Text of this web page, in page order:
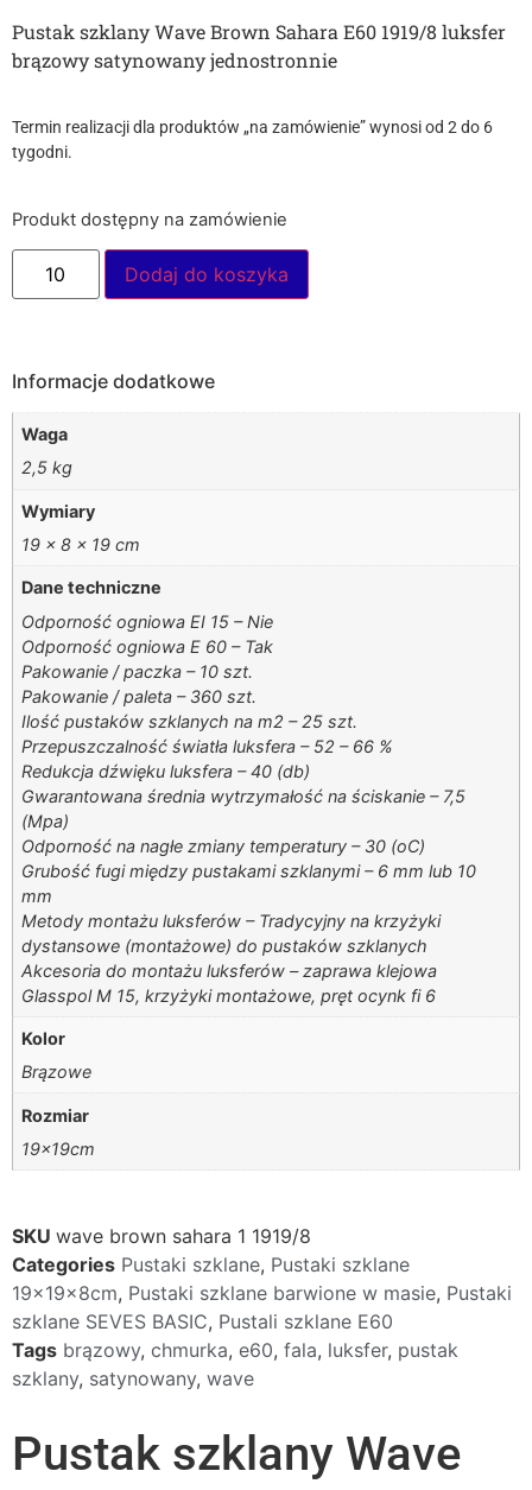
Pustak szklany Wave Brown Sahara E60 1919/8 luksfer
brązowy satynowany jednostronnie
Termin realizacji dla produktów „na zamówienie” wynosi od 2 do 6
tygodni.
Produkt dostępny na zamówienie
Dodaj do koszyka
Informacje dodatkowe
Waga
2,5 kg
Wymiary
19 × 8 × 19 cm
Dane techniczne
Odporność ogniowa EI 15 – Nie
Odporność ogniowa E 60 – Tak
Pakowanie / paczka – 10 szt.
Pakowanie / paleta – 360 szt.
Ilość pustaków szklanych na m2 – 25 szt.
Przepuszczalność światła luksfera – 52 – 66 %
Redukcja dźwięku luksfera – 40 (db)
Gwarantowana średnia wytrzymałość na ściskanie – 7,5
(Mpa)
Odporność na nagłe zmiany temperatury – 30 (oC)
Grubość fugi między pustakami szklanymi – 6 mm lub 10
mm
Metody montażu luksferów – Tradycyjny na krzyżyki
dystansowe (montażowe) do pustaków szklanych
Akcesoria do montażu luksferów – zaprawa klejowa
Glasspol M 15, krzyżyki montażowe, pręt ocynk fi 6
Kolor
Brązowe
Rozmiar
19x19cm
SKU wave brown sahara 1 1919/8
Categories Pustaki szklane, Pustaki szklane
19x19x8cm, Pustaki szklane barwione w masie, Pustaki
szklane SEVES BASIC, Pustali szklane E60
Tags brązowy, chmurka, e60, fala, luksfer, pustak
szklany, satynowany, wave
Pustak szklany Wave